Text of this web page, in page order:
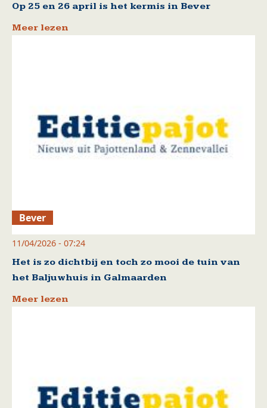
Op 25 en 26 april is het kermis in Bever
Meer lezen
Bever
11/04/2026 - 07:24
Het is zo dichtbij en toch zo mooi de tuin van
het Baljuwhuis in Galmaarden
Meer lezen